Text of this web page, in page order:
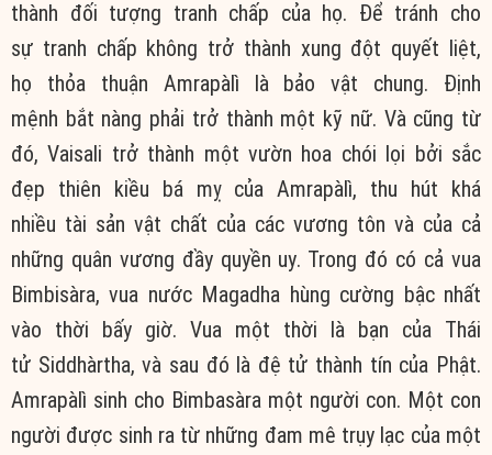
thành đối tượng tranh chấp của họ. Để tránh cho
sự tranh chấp không trở thành xung đột quyết liệt,
họ thỏa thuận Amrapàlì là bảo vật chung. Định
mệnh bắt nàng phải trở thành một kỹ nữ. Và cũng từ
đó, Vaisali trở thành một vườn hoa chói lọi bởi sắc
đẹp thiên kiều bá mỵ của Amrapàlì, thu hút khá
nhiều tài sản vật chất của các vương tôn và của cả
những quân vương đầy quyền uy. Trong đó có cả vua
Bimbisàra, vua nước Magadha hùng cường bậc nhất
vào thời bấy giờ. Vua một thời là bạn của Thái
tử Siddhàrtha, và sau đó là đệ tử thành tín của Phật.
Amrapàlì sinh cho Bimbasàra một người con. Một con
người được sinh ra từ những đam mê trụy lạc của một